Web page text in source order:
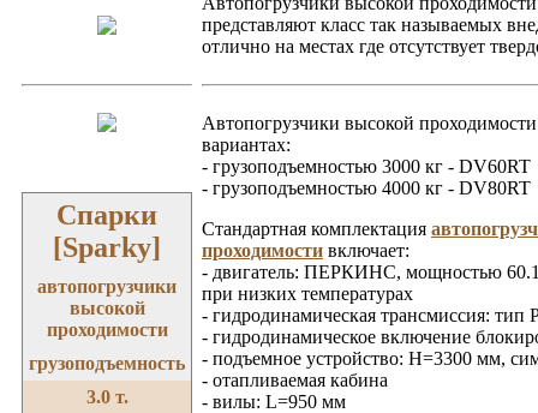
представляют класс так называемых
отлично на местах где отсутствует
Спарки
[Sparky]
автопогрузчики
высокой
проходимости
грузоподъемность
3.0 т.
Автопогрузчики высокой
вариантах:
- грузоподъемностью 3000 кг - DV60RT
- грузоподъемностью 4000 кг - DV80RT
Стандартная комплектация
проходимости включает:
- двигатель: ПЕРКИНС, мощностью
при низких температурах
- гидродинамическая трансмиссия: тип
- гидродинамическое включение
- подъемное устройство: H=3300 мм,
- отапливаемая кабина
- вилы: L=950 мм